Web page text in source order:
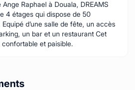
Raphael à Douala, DREAMS
4 étages qui dispose de 50
d’une salle de fête, un accès
un bar et un restaurant Cet
et paisible.